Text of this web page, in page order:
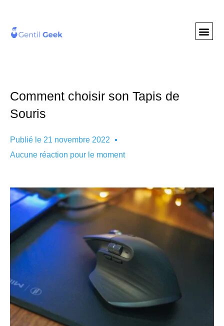
Comment choisir son Tapis de
Souris
Publié le 21 novembre 2022
Aucune réaction pour le moment